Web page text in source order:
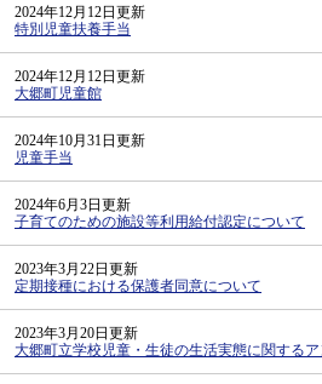
2024年12月12日更新
特別児童扶養手当
2024年12月12日更新
大郷町児童館
2024年10月31日更新
児童手当
2024年6月3日更新
子育てのための施設等利用給付認定について
2023年3月22日更新
定期接種における保護者同意について
2023年3月20日更新
大郷町立学校児童・生徒の生活実態に関する